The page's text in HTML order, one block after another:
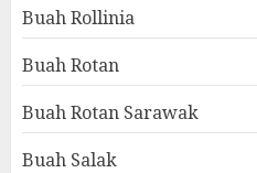
Buah Rollinia
Buah Rotan
Buah Rotan Sarawak
Buah Salak